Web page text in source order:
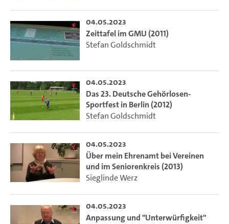
04.05.2023
Zeittafel im GMU (2011)
Stefan Goldschmidt
04.05.2023
Das 23. Deutsche Gehörlosen-
Sportfest in Berlin (2012)
Stefan Goldschmidt
04.05.2023
Über mein Ehrenamt bei Vereinen
und im Seniorenkreis (2013)
Sieglinde Werz
04.05.2023
Anpassung und "Unterwürfigkeit"